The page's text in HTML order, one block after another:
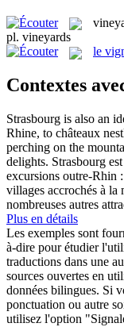
pl. vineyards
le
Contextes
Strasbourg is also an
Rhine, to châteaux
perching on the
delights. Strasbourg
excursions outre-Rhin
villages accrochés à la
nombreuses autres
Plus en détails
Les exemples sont
à-dire pour étudier
traductions dans une
sources ouvertes en
données bilingues. Si
ponctuation ou autre
utilisez l'option